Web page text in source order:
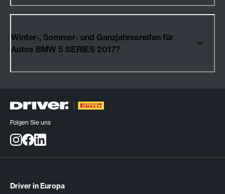
Winter-, Sommer- und Ganzjahresreifen für
Autos BMW 5 SERIES 2017?
Folgen Sie uns
Driver in Europa